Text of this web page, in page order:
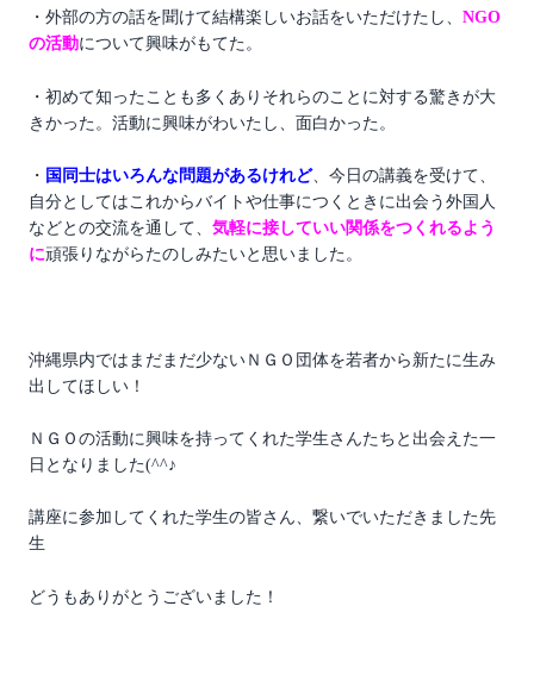
・外部の方の話を聞けて結構楽しいお話をいただけたし、 NGO
の活動について興味がもてた。
・初めて知ったことも多くありそれらのことに対する驚きが大
きかった。活動に興味がわいたし、面白かった。
・ 国同士はいろんな問題があるけれど、今日の講義を受けて、
自分としてはこれからバイトや仕事につくときに出会う外国人
などとの交流を通して、 気軽に接していい関係をつくれるよう
に頑張りながらたのしみたいと思いました。
沖縄県内ではまだまだ少ないＮＧＯ団体を若者から新たに生み
出してほしい！
ＮＧＯの活動に興味を持ってくれた学生さんたちと出会えた一
日となりました(^^♪
講座に参加してくれた学生の皆さん、繋いでいただきました先
生
どうもありがとうございました！